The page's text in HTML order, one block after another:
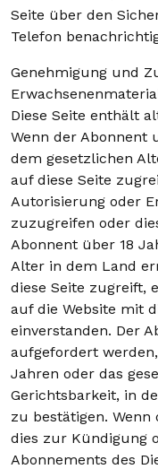
Seite über den
Telefon
Genehmigung und
Diese Seite enthält
Wenn der Abonnent
dem gesetzlichen
auf diese Seite
Autorisierung oder
zuzugreifen oder
Abonnent über 18
Alter in dem Land
diese Seite zugreift,
auf die Website mit
einverstanden. Der
aufgefordert
Jahren oder das
Gerichtsbarkeit, in
zu bestätigen.
dies zur Kündigung
Abonnements des